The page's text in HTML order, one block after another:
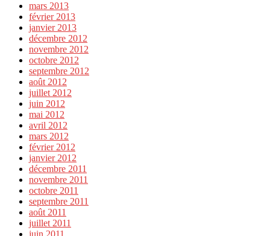
mars 2013
février 2013
janvier 2013
décembre 2012
novembre 2012
octobre 2012
septembre 2012
août 2012
juillet 2012
juin 2012
mai 2012
avril 2012
mars 2012
février 2012
janvier 2012
décembre 2011
novembre 2011
octobre 2011
septembre 2011
août 2011
juillet 2011
juin 2011